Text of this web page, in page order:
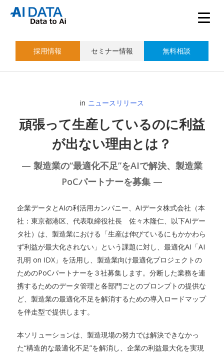
採用情報 セミナー情報 無料相談
in ニュースリリース
頑張って生産しているのに利益
が出ない理由とは？
— 製造業の“最適化不足”をAIで解決、製造業
PoCパートナーを募集 —
企業データとAIの利活用カンパニー、AIデータ株式会社（本
社：東京都港区、代表取締役社長 佐々木隆仁、以下AIデー
タ社）は、製造業における「生産は伸びているにもかかわら
ず利益が最大化されない」という課題に対し、最適化AI「AI
孔明 on IDX」を活用し、製造業向け最適化プロジェクトの
ためのPoCパートナーを３社募集します。分断した業務を連
携するためのデータ管理と各部門ごとのプロンプトの提供な
ど、製造業の最適化不足を解消するための導入ロードマップ
を伴走型で提供します。
本ソリューションは、製造現場の努力では解決できなかっ
た“構造的な最適化不足”を解消し、企業の利益最大化を実現